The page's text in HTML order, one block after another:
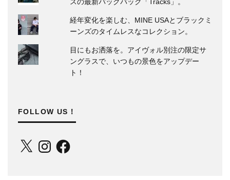
経年変化を楽しむ、MINE USAとブラックミ
ーンズのタイムレスなコレクション。
目にもお洒落を。アイヴォル別注の限定サ
ングラスで、いつもの景色をアップデー
ト！
FOLLOW US！
X InstagramFacebook